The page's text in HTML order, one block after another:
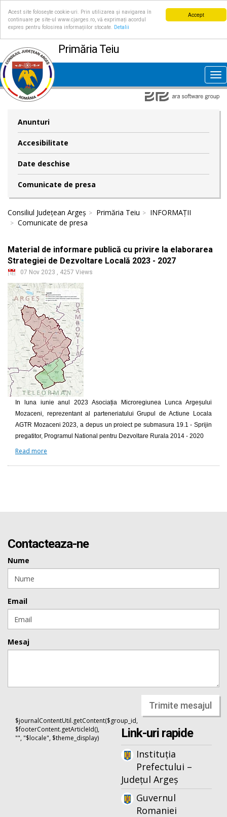
Accept
Acest site folosește cookie-uri. Prin utilizarea și navigarea în
continuare pe site-ul www.cjarges.ro, vă exprimați acordul
expres pentru folosirea informațiilor stocate.
Detalii
Primăria Teiu
Anunturi
Accesibilitate
Date deschise
Comunicate de presa
Consiliul Județean Argeș Primăria Teiu
INFORMAȚII
Comunicate de presa
Material de informare publică cu privire la elaborarea
Strategiei de Dezvoltare Locală 2023 - 2027
07 Nov 2023 , 4257 Views
In luna iunie anul 2023 Asociația Microregiunea Lunca Argeșului
Mozaceni, reprezentant al parteneriatului Grupul de Actiune Locala
AGTR Mozaceni 2023, a depus un proiect pe submasura 19.1 - Sprijin
pregatitor, Programul National pentru Dezvoltare Rurala 2014 - 2020
Read more
Contacteaza-ne
Nume
Email
Mesaj
Trimite mesajul
$journalContentUtil.getContent($group_id,
$footerContent.getArticleId(),
"", "$locale", $theme_display)
Link-uri rapide
Instituția
Prefectului –
Județul Argeș
Guvernul
Romaniei